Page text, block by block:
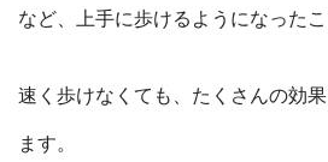
など、上手に歩けるようになった
速く歩けなくても、たくさんの効
ます。